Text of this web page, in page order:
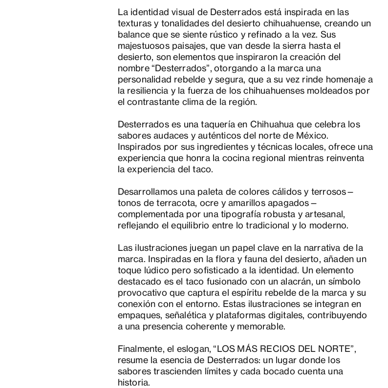
La identidad visual de Desterrados está inspirada en las
texturas y tonalidades del desierto chihuahuense, creando un
balance que se siente rústico y refinado a la vez. Sus
majestuosos paisajes, que van desde la sierra hasta el
desierto, son elementos que inspiraron la creación del
nombre “Desterrados”, otorgando a la marca una
personalidad rebelde y segura, que a su vez rinde homenaje a
la resiliencia y la fuerza de los chihuahuenses moldeados por
el contrastante clima de la región.
Desterrados es una taquería en Chihuahua que celebra los
sabores audaces y auténticos del norte de México.
Inspirados por sus ingredientes y técnicas locales, ofrece una
experiencia que honra la cocina regional mientras reinventa
la experiencia del taco.
Desarrollamos una paleta de colores cálidos y terrosos—
tonos de terracota, ocre y amarillos apagados—
complementada por una tipografía robusta y artesanal,
reflejando el equilibrio entre lo tradicional y lo moderno.
Las ilustraciones juegan un papel clave en la narrativa de la
marca. Inspiradas en la flora y fauna del desierto, añaden un
toque lúdico pero sofisticado a la identidad. Un elemento
destacado es el taco fusionado con un alacrán, un símbolo
provocativo que captura el espíritu rebelde de la marca y su
conexión con el entorno. Estas ilustraciones se integran en
empaques, señalética y plataformas digitales, contribuyendo
a una presencia coherente y memorable.
Finalmente, el eslogan, “LOS MÁS RECIOS DEL NORTE”,
resume la esencia de Desterrados: un lugar donde los
sabores trascienden límites y cada bocado cuenta una
historia.